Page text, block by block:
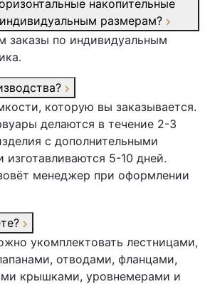
накопительные
размерам?
заказы по индивидуальным
которую вы заказывается.
делаются в течение 2-3
с дополнительными
5-10 дней.
менеджер при оформлении
укомплектовать лестницами,
отводами, фланцами,
крышками, уровнемерами и